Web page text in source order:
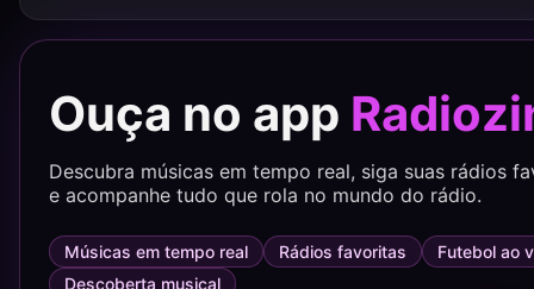
Ouça no app
Descubra músicas em tempo real, siga suas rádios
e acompanhe tudo que rola no mundo do rádio.
Músicas em tempo real Rádios favoritas
Futebol ao
Descoberta musical